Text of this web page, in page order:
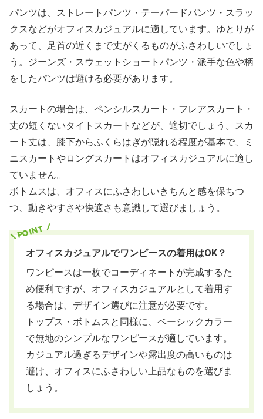
パンツは、ストレートパンツ・テーパードパンツ・スラッ
クスなどがオフィスカジュアルに適しています。ゆとりが
あって、足首の近くまで丈がくるものがふさわしいでしょ
う。ジーンズ・スウェットショートパンツ・派手な色や柄
をしたパンツは避ける必要があります。
スカートの場合は、ペンシルスカート・フレアスカート・
丈の短くないタイトスカートなどが、適切でしょう。スカ
ート丈は、膝下からふくらはぎが隠れる程度が基本で、ミ
ニスカートやロングスカートはオフィスカジュアルに適し
ていません。
ボトムスは、オフィスにふさわしいきちんと感を保ちつ
つ、動きやすさや快適さも意識して選びましょう。
オフィスカジュアルでワンピースの着用はOK？
ワンピースは一枚でコーディネートが完成するた
め便利ですが、オフィスカジュアルとして着用す
る場合は、デザイン選びに注意が必要です。
トップス・ボトムスと同様に、ベーシックカラー
で無地のシンプルなワンピースが適しています。
カジュアル過ぎるデザインや露出度の高いものは
避け、オフィスにふさわしい上品なものを選びま
しょう。